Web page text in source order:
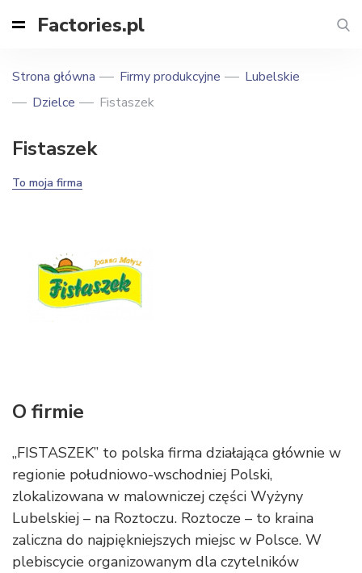
Factories.pl
Strona główna Firmy produkcyjne
Lubelskie
Dzielce
Fistaszek
Fistaszek
To moja firma
O firmie
„FISTASZEK” to polska firma działająca głównie w
regionie południowo-wschodniej Polski,
zlokalizowana w malowniczej części Wyżyny
Lubelskiej – na Roztoczu. Roztocze – to kraina
zaliczna do najpiękniejszych miejsc w Polsce. W
plebiscycie organizowanym dla czytelników